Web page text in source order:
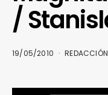
/
19/05/2010 REDACCIÓN